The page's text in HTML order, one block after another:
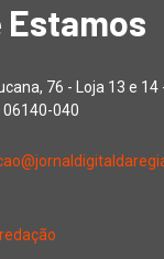
Estamos
76 - Loja 13 e 14
06140-040